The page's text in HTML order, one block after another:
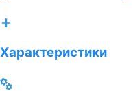
Характеристики